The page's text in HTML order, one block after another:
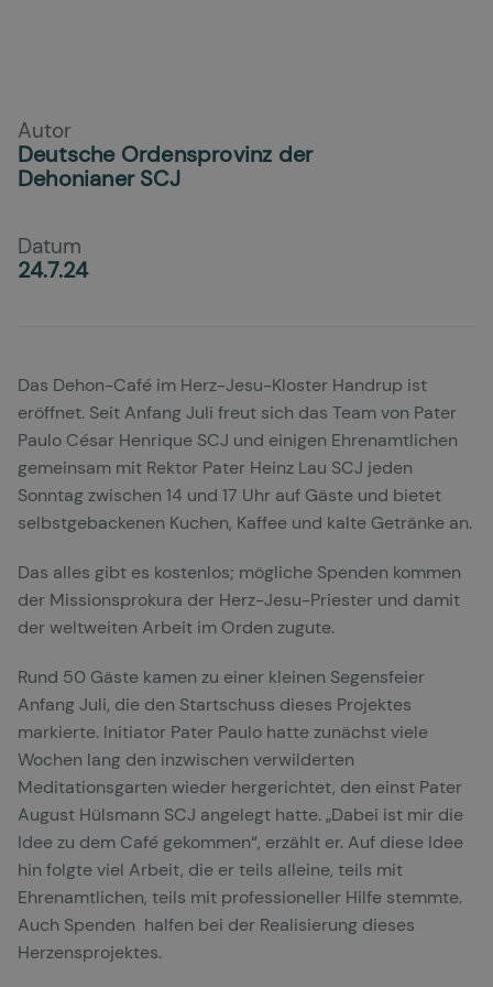
Autor
Deutsche Ordensprovinz der
Dehonianer SCJ
Datum
24.7.24
Das Dehon-Café im Herz-Jesu-Kloster Handrup ist
eröffnet. Seit Anfang Juli freut sich das Team von Pater
Paulo César Henrique SCJ und einigen Ehrenamtlichen
gemeinsam mit Rektor Pater Heinz Lau SCJ jeden
Sonntag zwischen 14 und 17 Uhr auf Gäste und bietet
selbstgebackenen Kuchen, Kaffee und kalte Getränke an.
Das alles gibt es kostenlos; mögliche Spenden kommen
der Missionsprokura der Herz-Jesu-Priester und damit
der weltweiten Arbeit im Orden zugute.
Rund 50 Gäste kamen zu einer kleinen Segensfeier
Anfang Juli, die den Startschuss dieses Projektes
markierte. Initiator Pater Paulo hatte zunächst viele
Wochen lang den inzwischen verwilderten
Meditationsgarten wieder hergerichtet, den einst Pater
August Hülsmann SCJ angelegt hatte. „Dabei ist mir die
Idee zu dem Café gekommen“, erzählt er. Auf diese Idee
hin folgte viel Arbeit, die er teils alleine, teils mit
Ehrenamtlichen, teils mit professioneller Hilfe stemmte.
Auch Spenden halfen bei der Realisierung dieses
Herzensprojektes.